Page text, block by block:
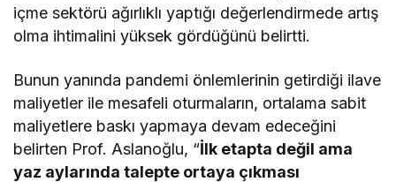
içme sektörü ağırlıklı yaptığı değerlendirmede artış
olma ihtimalini yüksek gördüğünü belirtti.
Bunun yanında pandemi önlemlerinin getirdiği ilave
maliyetler ile mesafeli oturmaların, ortalama sabit
maliyetlere baskı yapmaya devam edeceğini
belirten Prof. Aslanoğlu, “İlk etapta değil ama
yaz aylarında talepte ortaya çıkması